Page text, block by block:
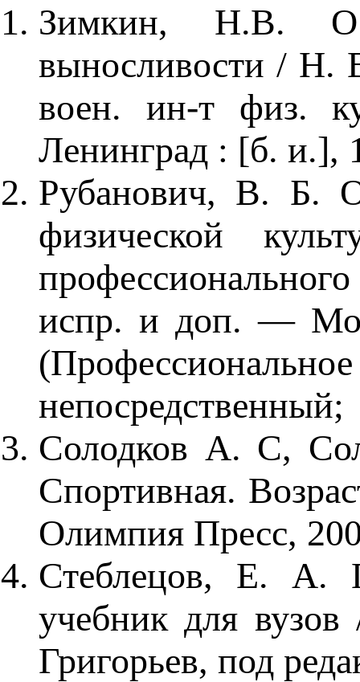
Зимкин, Н.В. О
выносливости / Н.
воен. ин-т физ.
Ленинград : [б. и.],
Рубанович, В. Б.
физической
испр. и доп. —
непосредственный;
Солодков А. С,
Спортивная.
Олимпия Пресс,
Стеблецов, Е. А.
учебник для
Григорьев, под